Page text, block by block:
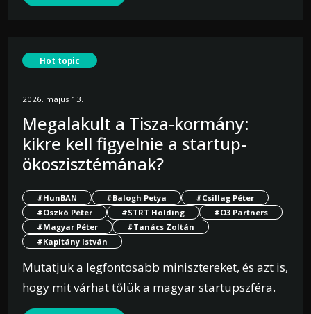
Hot topic
2026. május 13.
Megalakult a Tisza-kormány:
kikre kell figyelnie a startup-
ökoszisztémának?
#HunBAN #Balogh Petya
#Csillag Péter
#Oszkó Péter
#STRT Holding
#O3 Partners
#Magyar Péter
#Tanács Zoltán
#Kapitány István
Mutatjuk a legfontosabb minisztereket, és azt is,
hogy mit várhat tőlük a magyar startupszféra.